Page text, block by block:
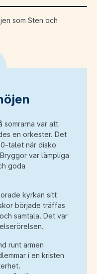
som Sten och
somrarna var att
en orkester. Det
talet när disko
var lämpliga
goda
kyrkan sitt
började träffas
samtala. Det var
runt armen
i en kristen